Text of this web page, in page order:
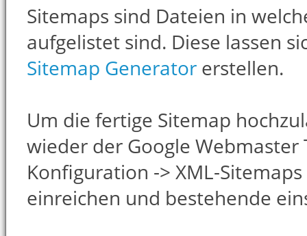
Sitemaps sind Dateien in
aufgelistet sind. Diese lassen
Sitemap Generator erstellen.
Um die fertige Sitemap
wieder der Google Webmaster
Konfiguration -> XML-
einreichen und bestehende